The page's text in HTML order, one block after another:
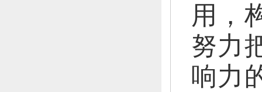
用，
努力
响力